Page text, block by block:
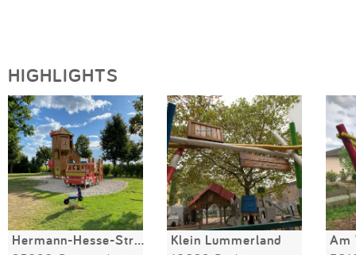
HIGHLIGHTS
Hermann-Hesse-Straße Klein Lummerland Am